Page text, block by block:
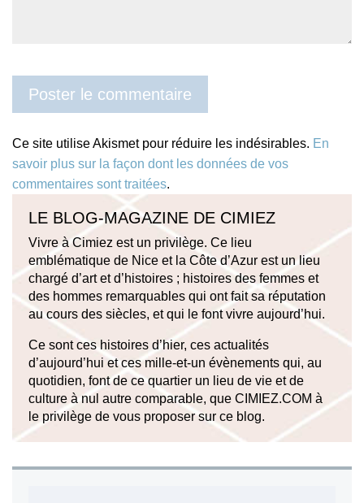
Ce site utilise Akismet pour réduire les indésirables. En
savoir plus sur la façon dont les données de vos
commentaires sont traitées.
LE BLOG-MAGAZINE DE CIMIEZ
Vivre à Cimiez est un privilège. Ce lieu
emblématique de Nice et la Côte d’Azur est un lieu
chargé d’art et d’histoires ; histoires des femmes et
des hommes remarquables qui ont fait sa réputation
au cours des siècles, et qui le font vivre aujourd’hui.
Ce sont ces histoires d’hier, ces actualités
d’aujourd’hui et ces mille-et-un évènements qui, au
quotidien, font de ce quartier un lieu de vie et de
culture à nul autre comparable, que CIMIEZ.COM à
le privilège de vous proposer sur ce blog.